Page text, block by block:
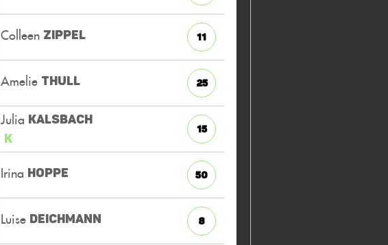
Colleen ZIPPEL 11
Amelie THULL 25
Julia KALSBACH
K
15
Irina HOPPE 50
Luise DEICHMANN 8